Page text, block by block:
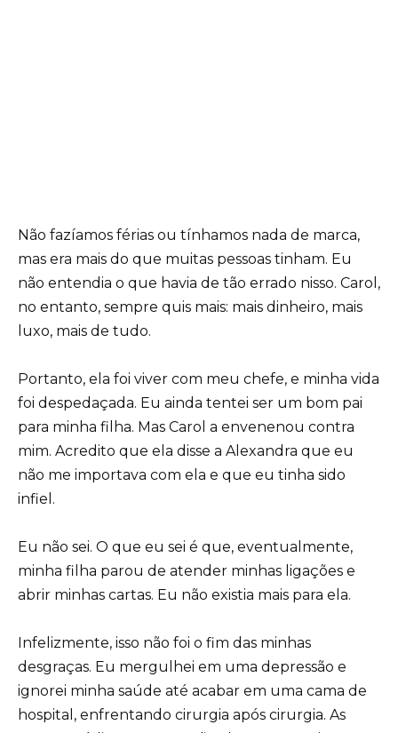
Não fazíamos férias ou tínhamos nada de marca,
mas era mais do que muitas pessoas tinham. Eu
não entendia o que havia de tão errado nisso. Carol,
no entanto, sempre quis mais: mais dinheiro, mais
luxo, mais de tudo.
Portanto, ela foi viver com meu chefe, e minha vida
foi despedaçada. Eu ainda tentei ser um bom pai
para minha filha. Mas Carol a envenenou contra
mim. Acredito que ela disse a Alexandra que eu
não me importava com ela e que eu tinha sido
infiel.
Eu não sei. O que eu sei é que, eventualmente,
minha filha parou de atender minhas ligações e
abrir minhas cartas. Eu não existia mais para ela.
Infelizmente, isso não foi o fim das minhas
desgraças. Eu mergulhei em uma depressão e
ignorei minha saúde até acabar em uma cama de
hospital, enfrentando cirurgia após cirurgia. As